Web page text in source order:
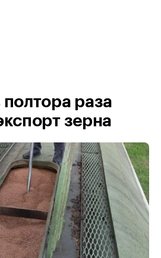
раза
зерна